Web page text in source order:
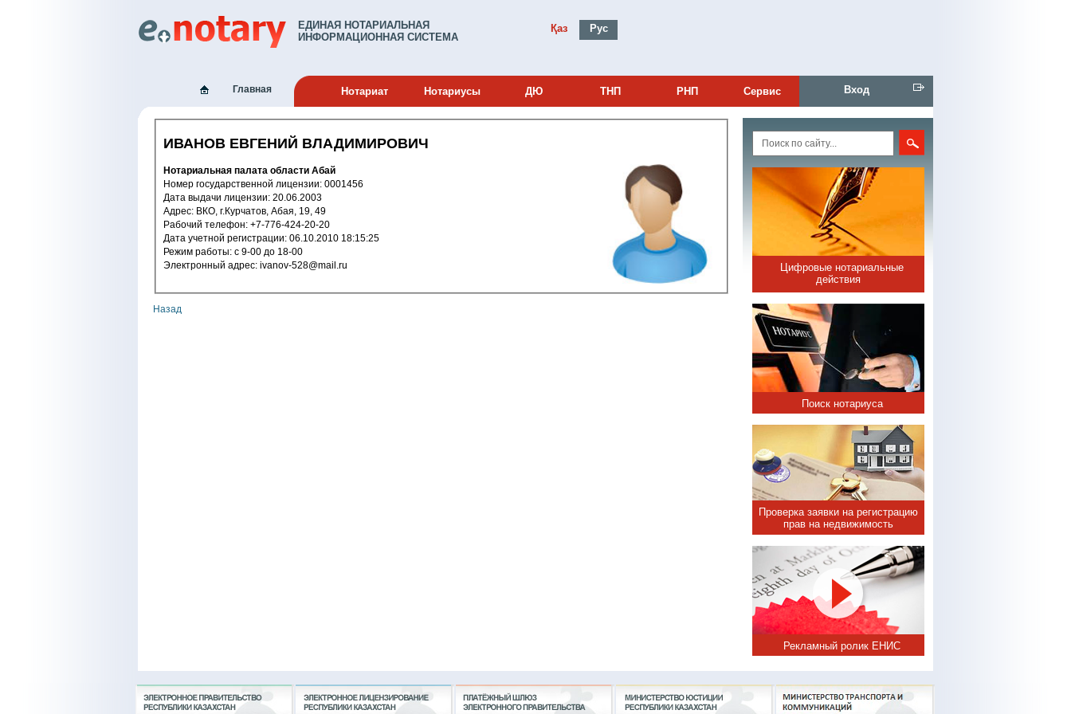
ЕДИНАЯ НОТАРИАЛЬНАЯ
ИНФОРМАЦИОННАЯ СИСТЕМА
Қаз Рус
Главная Нотариат Нотариусы ДЮ ТНП РНП Сервис Вход
ИВАНОВ ЕВГЕНИЙ ВЛАДИМИРОВИЧ
Нотариальная палата области Абай
Номер государственной лицензии: 0001456
Дата выдачи лицензии: 20.06.2003
Адрес: ВКО, г.Курчатов, Абая, 19, 49
Рабочий телефон: +7-776-424-20-20
Дата учетной регистрации: 06.10.2010 18:15:25
Режим работы: с 9-00 до 18-00
Электронный адрес: ivanov-528@mail.ru
Назад
Цифровые нотариальные
действия
Поиск нотариуса
Проверка заявки на регистрацию
прав на недвижимость
Рекламный ролик ЕНИС